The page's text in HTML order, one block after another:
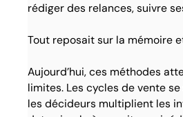
rédiger des relances, suivre
Tout reposait sur la mémoire
Aujourd’hui, ces méthodes
limites. Les cycles de vente
les décideurs multiplient les